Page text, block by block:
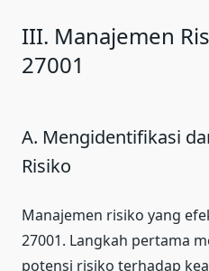
III. Manajemen
27001
A. Mengidentifikasi
Risiko
Manajemen risiko yang
27001. Langkah pertama
potensi risiko terhadap